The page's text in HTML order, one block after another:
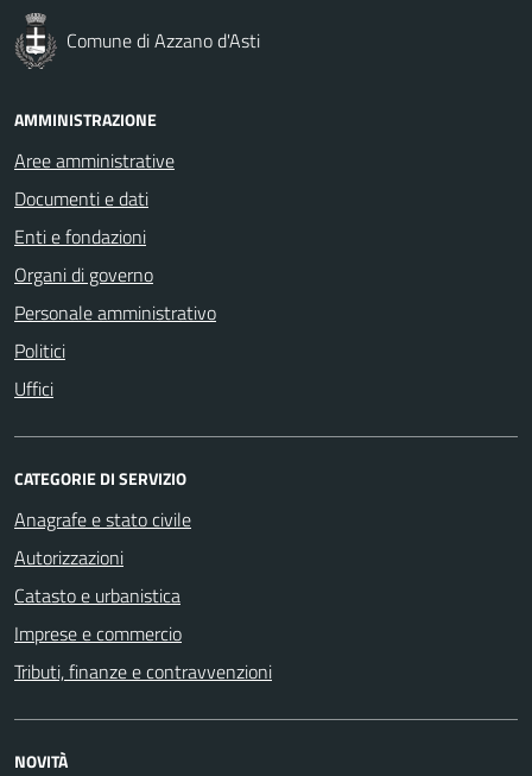
Comune di Azzano d'Asti
AMMINISTRAZIONE
Aree amministrative
Documenti e dati
Enti e fondazioni
Organi di governo
Personale amministrativo
Politici
Uffici
CATEGORIE DI SERVIZIO
Anagrafe e stato civile
Autorizzazioni
Catasto e urbanistica
Imprese e commercio
Tributi, finanze e contravvenzioni
NOVITÀ